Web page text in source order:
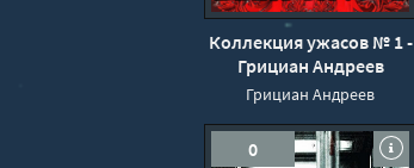
Коллекция ужасов № 1 -
Грициан Андреев
Грициан Андреев
0